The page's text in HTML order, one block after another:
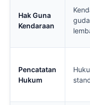
Hak Guna
Kendaraan
Pencatatan
Hukum